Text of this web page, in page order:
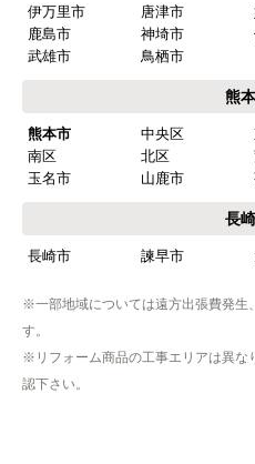
伊万里市 唐津市
鹿島市
神埼市
武雄市
鳥栖市
熊
熊本市 中央区
南区
北区
玉名市
山鹿市
長
長崎市 諫早市
※一部地域については遠方出張費発生
す。
※リフォーム商品の工事エリアは異な
認下さい。